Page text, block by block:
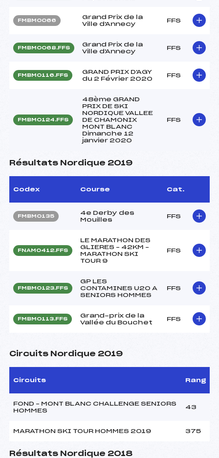
FMBM0066
Grand Prix de la
Ville d'Annecy
FFS
FMBM0068.FFS
Grand Prix de la
Ville d'Annecy
FFS
FMBM0116.FFS
GRAND PRIX D'AGY
du 2 Février 2020
FFS
FMBM0124.FFS
48ème GRAND
PRIX DE SKI
NORDIQUE VALLEE
DE CHAMONIX
MONT BLANC
Dimanche 12
janvier 2020
FFS
Résultats Nordique 2019
Codex Course Cat.
FMBM0135
4e Derby des
Mouilles
FFS
FNAM0412.FFS
LE MARATHON DES
GLIERES – 42KM –
MARATHON SKI
TOUR 9
FFS
FMBM0123.FFS
GP LES
CONTAMINES U20 A
SENIORS HOMMES
FFS
FMBM0113.FFS
Grand-prix de la
Vallée du Bouchet
FFS
Circuits Nordique 2019
Circuits Rang
FOND – MONT BLANC CHALLENGE SENIORS
HOMMES
43
MARATHON SKI TOUR HOMMES 2019 375
Résultats Nordique 2018